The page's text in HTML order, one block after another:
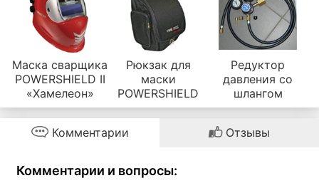
Маска сварщика
POWERSHIELD II
«Хамелеон»
Рюкзак для
маски
POWERSHIELD
Редуктор
давления со
шлангом
Комментарии Отзывы
Комментарии и вопросы: